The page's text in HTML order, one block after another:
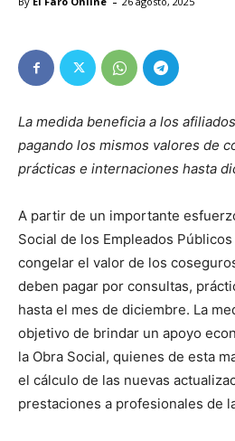
La medida beneficia a los
pagando los mismos valores de
prácticas e internaciones hasta
A partir de un importante
Social de los Empleados
congelar el valor de los
deben pagar por consultas,
hasta el mes de diciembre. La
objetivo de brindar un apoyo
la Obra Social, quienes de esta
el cálculo de las nuevas
prestaciones a profesionales de